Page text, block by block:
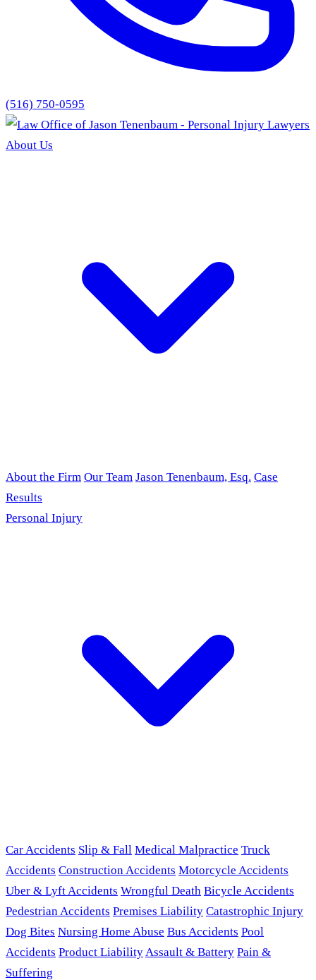
(516) 750-0595
About Us
About the Firm Our Team Jason Tenenbaum, Esq. Case
Results
Personal Injury
Car Accidents Slip & Fall Medical Malpractice Truck
Accidents Construction Accidents Motorcycle Accidents
Uber & Lyft Accidents Wrongful Death Bicycle Accidents
Pedestrian Accidents Premises Liability Catastrophic Injury
Dog Bites Nursing Home Abuse Bus Accidents Pool
Accidents Product LiabilityAssault & Battery Pain &
Suffering